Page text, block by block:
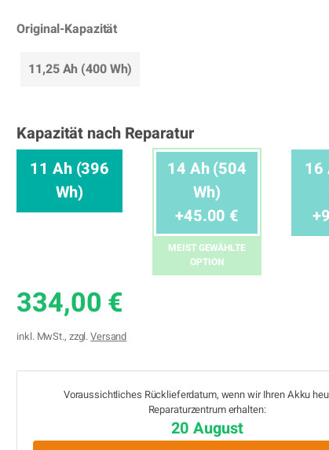
Original-Kapazität
11,25 Ah (400 Wh)
Kapazität nach Reparatur
11 Ah (396
Wh)
14 Ah (504
Wh)
+45.00 €
MEIST GEWÄHLTE
OPTION
16
334,00 €
inkl. MwSt., zzgl.Versand
Voraussichtliches Rücklieferdatum, wenn wir Ihren Akku
Reparaturzentrum erhalten:
20 August